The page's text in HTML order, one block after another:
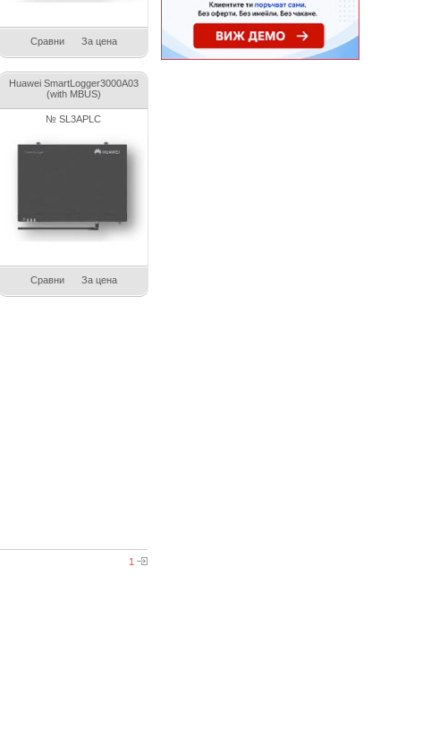
Сравни За цена
Huawei SmartLogger3000A03
(with MBUS)
№ SL3APLC
Сравни За цена
1